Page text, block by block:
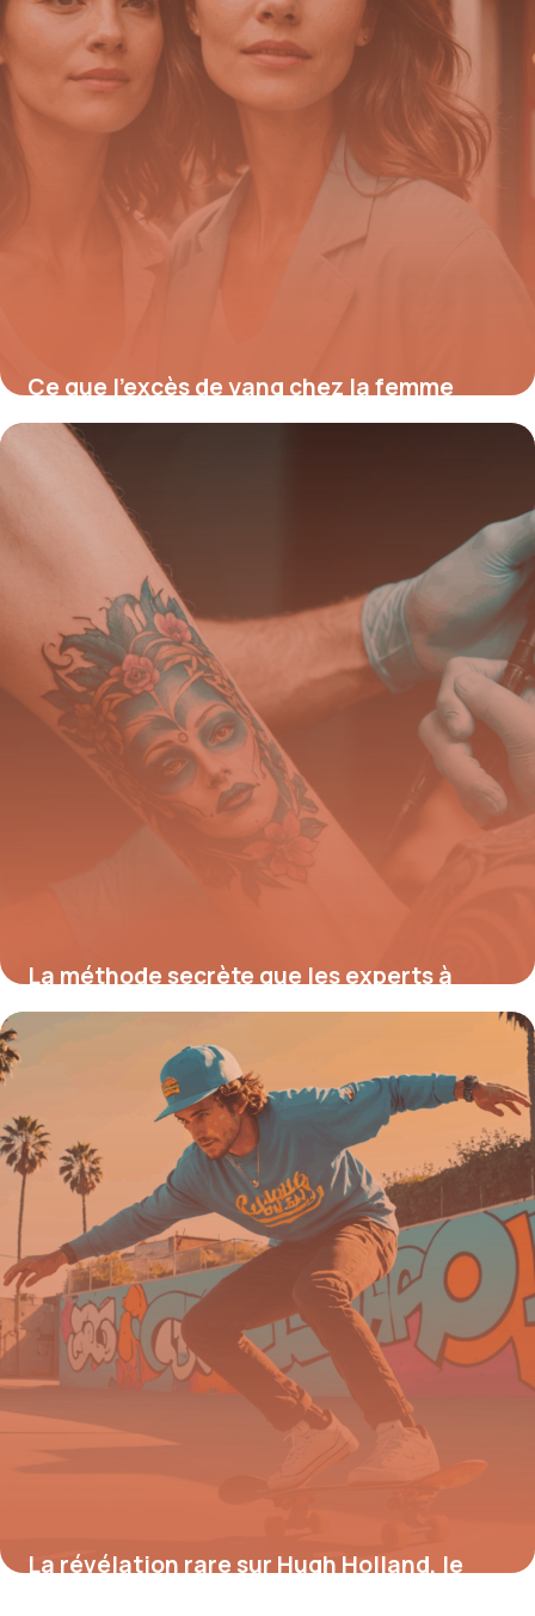
Ce que l’excès de yang chez la femme
cache vraiment pour votre santé et
comment retrouver l’équilibre yin en 5
étapes essentielles
La méthode secrète que les experts à
Nantes utilisent pour effacer n’importe
quel tatouage rapidement et en toute
7 août 2025
La révélation rare sur Hugh Holland, le